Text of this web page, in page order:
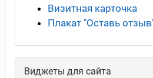
Визитная карточка
Плакат "Оставь
Виджеты для сайта